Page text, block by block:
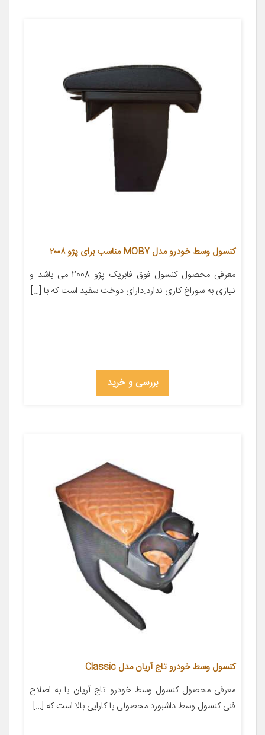
کنسول وسط خودرو مدل MOB7 مناسب برای پژو ۲۰۰۸
معرفی محصول کنسول فوق فابریک پژو 2008 می باشد و
نیازی به سوراخ کاری ندارد.دارای دوخت سفید است که با […]
بررسی و خرید
کنسول وسط خودرو تاج آریان مدل Classic
معرفی محصول کنسول وسط خودرو تاج آریان یا به اصلاح
فنی کنسول وسط داشبورد محصولی با کارایی بالا است که […]